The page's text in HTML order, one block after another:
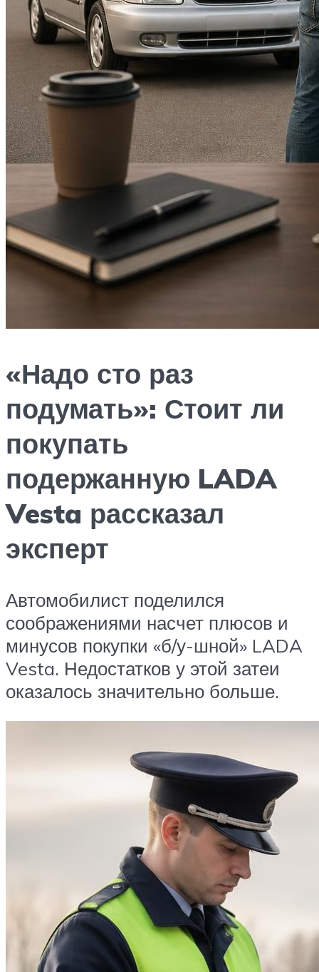
«Надо сто раз
подумать»: Стоит ли
покупать
подержанную LADA
Vesta рассказал
эксперт
Автомобилист поделился
соображениями насчет плюсов и
минусов покупки «б/у-шной» LADA
Vesta. Недостатков у этой затеи
оказалось значительно больше.